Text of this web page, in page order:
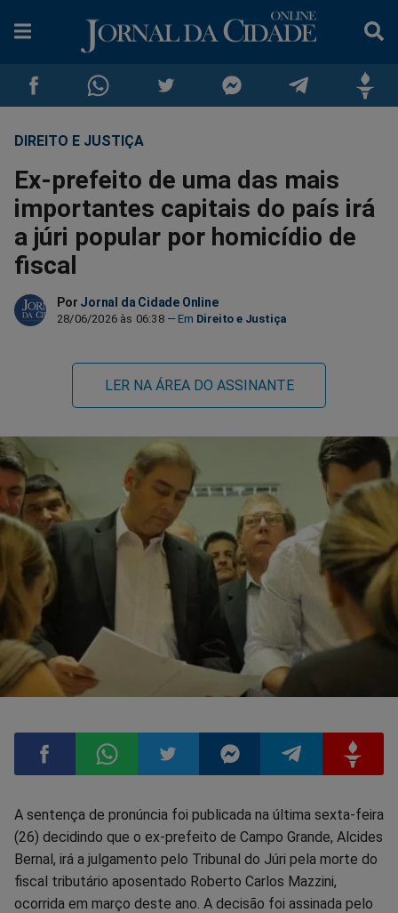
Compartilhar
no
Facebook
Compartilhar
no
Whatsapp
Compartilhar
no
Twitter
no
Messenger
no
Telegram
no
Gettr
DIREITO E JUSTIÇA
Ex-prefeito de uma das mais
importantes capitais do país irá
a júri popular por homicídio de
fiscal
Por Jornal da Cidade Online
28/06/2026 às 06:38 Direito e Justiça
LER NA ÁREA DO ASSINANTE
Compartilhar
no
Facebook
Compartilhar
no
Whatsapp
Compartilhar
no
Twitter
Compartilhar
no
Messenger
Compartilhar
no
Telegram
no
Gettr
A sentença de pronúncia foi publicada na última sexta-feira
(26) decidindo que o ex-prefeito de Campo Grande, Alcides
Bernal, irá a julgamento pelo Tribunal do Júri pela morte do
fiscal tributário aposentado Roberto Carlos Mazzini,
ocorrida em março deste ano. A decisão foi assinada pelo